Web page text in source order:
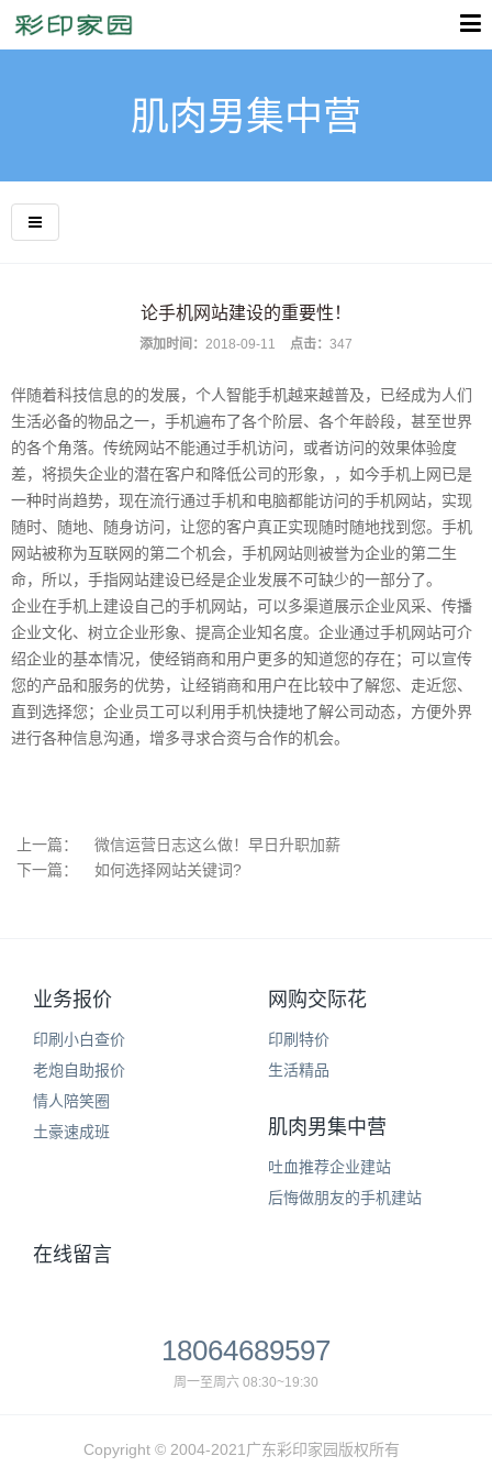
肌肉男集中营
论手机网站建设的重要性！
添加时间： 2018-09-11 点击： 347
伴随着科技信息的的发展，个人智能手机越来越普及，已经成为人们
生活必备的物品之一，手机遍布了各个阶层、各个年龄段，甚至世界
的各个角落。传统网站不能通过手机访问，或者访问的效果体验度
差，将损失企业的潜在客户和降低公司的形象，，如今手机上网已是
一种时尚趋势，现在流行通过手机和电脑都能访问的手机网站，实现
随时、随地、随身访问，让您的客户真正实现随时随地找到您。手机
网站被称为互联网的第二个机会，手机网站则被誉为企业的第二生
命，所以，手指网站建设已经是企业发展不可缺少的一部分了。
企业在手机上建设自己的手机网站，可以多渠道展示企业风采、传播
企业文化、树立企业形象、提高企业知名度。企业通过手机网站可介
绍企业的基本情况，使经销商和用户更多的知道您的存在；可以宣传
您的产品和服务的优势，让经销商和用户在比较中了解您、走近您、
直到选择您；企业员工可以利用手机快捷地了解公司动态，方便外界
进行各种信息沟通，增多寻求合资与合作的机会。
上一篇：
微信运营日志这么做！早日升职加薪
下一篇：
如何选择网站关键词?
业务报价
印刷小白查价
老炮自助报价
情人陪笑圈
土豪速成班
网购交际花
印刷特价
生活精品
肌肉男集中营
吐血推荐企业建站
后悔做朋友的手机建站
在线留言
18064689597
周一至周六 08:30~19:30
Copyright © 2004-2021广东彩印家园版权所有